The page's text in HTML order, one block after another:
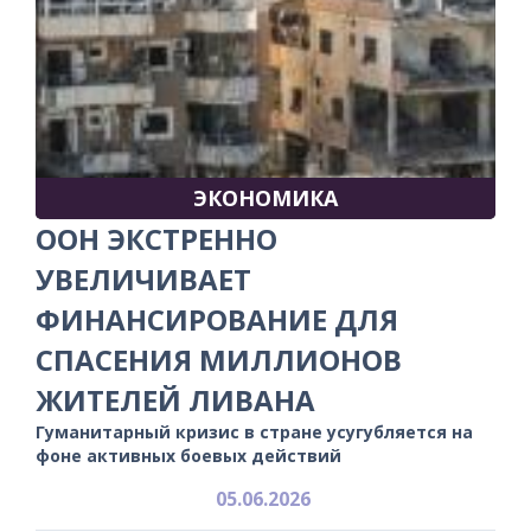
ЭКОНОМИКА
ООН ЭКСТРЕННО
УВЕЛИЧИВАЕТ
ФИНАНСИРОВАНИЕ ДЛЯ
СПАСЕНИЯ МИЛЛИОНОВ
ЖИТЕЛЕЙ ЛИВАНА
Гуманитарный кризис в стране усугубляется на
фоне активных боевых действий
05.06.2026